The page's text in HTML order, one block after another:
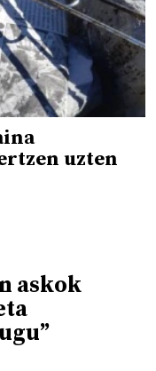
uzten
askok